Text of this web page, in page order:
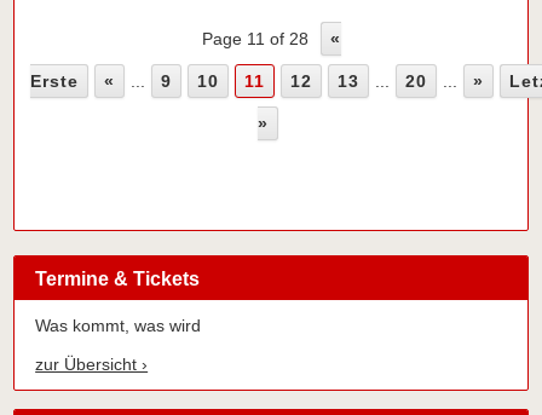
Page 11 of 28 «
Erste « 9 10 11 12 13 20 »
»
Termine & Tickets
Was kommt, was wird
zur Übersicht ›